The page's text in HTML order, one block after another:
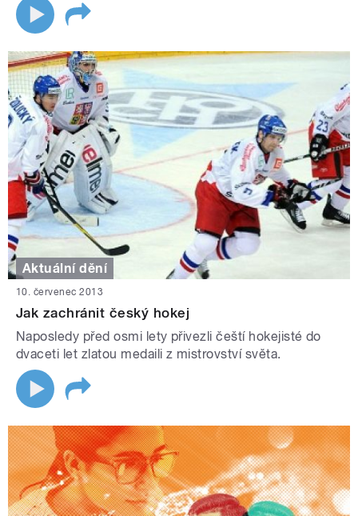
Aktuální dění
10. červenec 2013
Jak zachránit český hokej
Naposledy před osmi lety přivezli čeští hokejisté do
dvaceti let zlatou medaili z mistrovství světa.